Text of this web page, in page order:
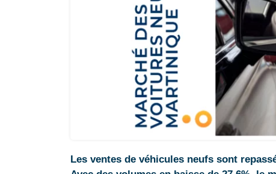
Les ventes de véhicules neufs sont